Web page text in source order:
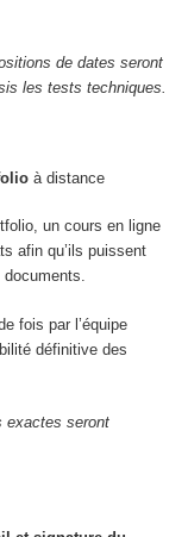
de dates seront
les tests techniques.
à distance
un cours en ligne
afin qu’ils puissent
fois par l’équipe
définitive des
exactes seront